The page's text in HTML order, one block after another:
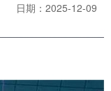
日期：2025-12-09